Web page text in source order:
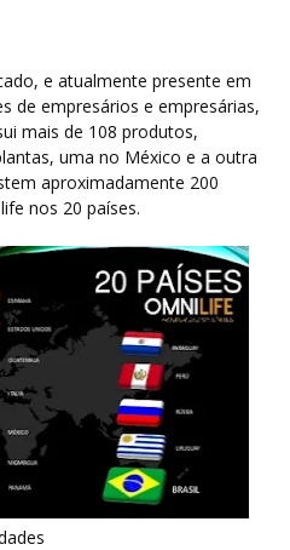
e atualmente presente em
de empresários e empresárias,
mais de 108 produtos,
uma no México e a outra
aproximadamente 200
nos 20 países.